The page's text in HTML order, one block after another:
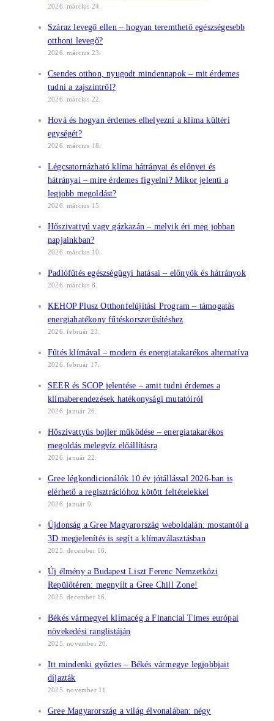
2026. március 24.
Száraz levegő ellen – hogyan teremthető egészségesebb
otthoni levegő?
2026. március 23.
Csendes otthon, nyugodt mindennapok – mit érdemes
tudni a zajszintről?
2026. március 22.
Hová és hogyan érdemes elhelyezni a klíma kültéri
egységét?
2026. március 18.
Légcsatornázható klíma hátrányai és előnyei és
hátrányai – mire érdemes figyelni? Mikor jelenti a
legjobb megoldást?
2026. március 15.
Hőszivattyú vagy gázkazán – melyik éri meg jobban
napjainkban?
2026. március 10.
Padlófűtés egészségügyi hatásai – előnyök és hátrányok
2026. március 8.
KEHOP Plusz Otthonfelújítási Program – támogatás
energiahatékony fűtéskorszerűsítéshez
2026. február 23.
Fűtés klímával – modern és energiatakarékos alternatíva
2026. február 17.
SEER és SCOP jelentése – amit tudni érdemes a
klímaberendezések hatékonysági mutatóiról
2026. január 26.
Hőszivattyús bojler működése – energiatakarékos
megoldás melegvíz előállításra
2026. január 22.
Gree légkondicionálók 10 év jótállással 2026-ban is
elérhető a regisztrációhoz kötött feltételekkel
2026. január 9.
Újdonság a Gree Magyarország weboldalán: mostantól a
3D megjelenítés is segít a klímaválasztásban
2025. december 16.
Új élmény a Budapest Liszt Ferenc Nemzetközi
Repülőtéren: megnyílt a Gree Chill Zone!
2025. december 16.
Békés vármegyei klímacég a Financial Times európai
növekedési ranglistáján
2025. november 20.
Itt mindenki győztes – Békés vármegye legjobbjait
díjazták
2025. november 11.
Gree Magyarország a világ élvonalában: négy